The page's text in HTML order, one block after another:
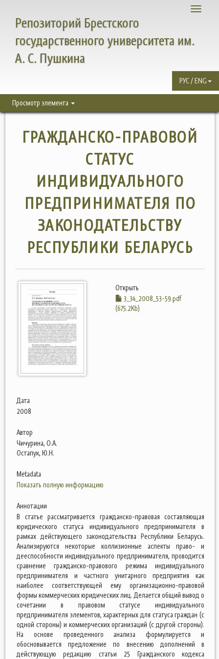
Toggle
Репозиторий Брестского
государственного университета им.
А. С. Пушкина
РУС / ENG
Просмотр элемента
ГРАЖДАНСКО-ПРАВОВОЙ
СТАТУС
ИНДИВИДУАЛЬНОГО
ПРЕДПРИНИМАТЕЛЯ ПО
ЗАКОНОДАТЕЛЬСТВУ
РЕСПУБЛИКИ БЕЛАРУСЬ
Открыть
3_34_2008_53-59.pdf
(675.2Kb)
Дата
2008
Автор
Чичурина, О.А.
Остапук, Ю.Н.
Metadata
Показать полную информацию
Аннотации
В статье рассматривается гражданско-правовая составляющая
юридического статуса индивидуального предпринимателя в
рамках действующего законодательства Республики Беларусь.
Анализируются некоторые коллизионные аспекты право- и
дееспособности индивидуального предпринимателя, проводится
сравнение гражданско-правового режима индивидуального
предпринимателя и частного унитарного предприятия как
наиболее соответствующей ему организационно-правовой
формы коммерческих юридических лиц. Делается общий вывод о
сочетании в правовом статусе индивидуального
предпринимателя элементов, характерных для статуса граждан (с
одной стороны) и коммерческих организаций (с другой стороны).
На основе проведенного анализа формулируется и
обосновывается предложение по внесению дополнений в
действующую редакцию статьи 25 Гражданского кодекса